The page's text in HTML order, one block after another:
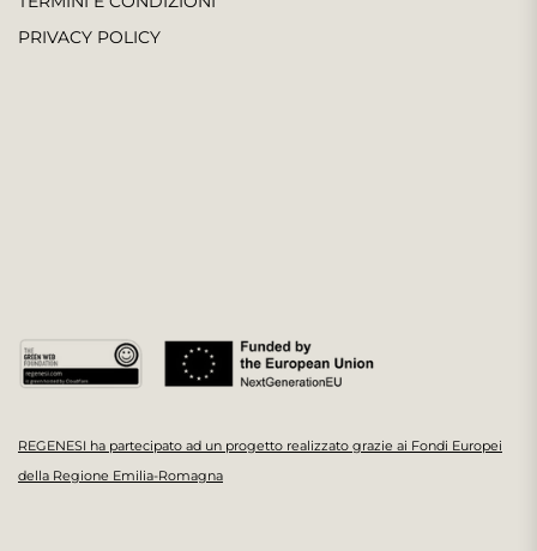
PRIVACY POLICY
REGENESI ha partecipato ad un progetto realizzato grazie ai Fondi Europei
della Regione Emilia-Romagna